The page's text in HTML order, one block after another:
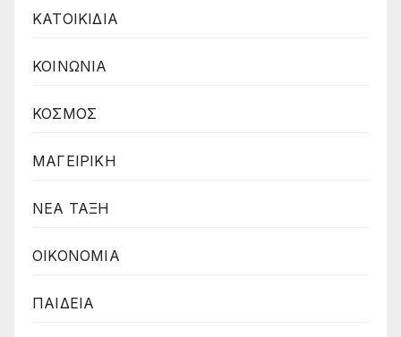
ΚΑΤΟΙΚΙΔΙΑ
ΚΟΙΝΩΝΙΑ
ΚΟΣΜΟΣ
ΜΑΓΕΙΡΙΚΗ
ΝΕΑ ΤΑΞΗ
ΟΙΚΟΝΟΜΙΑ
ΠΑΙΔΕΙΑ